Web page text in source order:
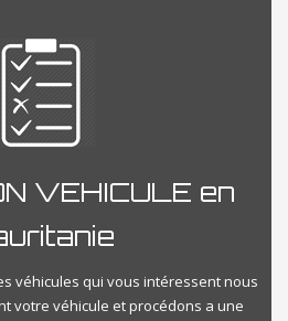
VEHICULE en
véhicules qui vous intéressent nous
votre véhicule et procédons a une